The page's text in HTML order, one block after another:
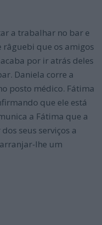
a trabalhar no bar e
râguebi que os amigos
por ir atrás deles
Daniela corre a
posto médico. Fátima
que ele está
a Fátima que a
seus serviços a
lhe um